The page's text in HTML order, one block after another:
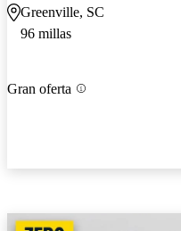
Greenville, SC
96 millas
Gran oferta